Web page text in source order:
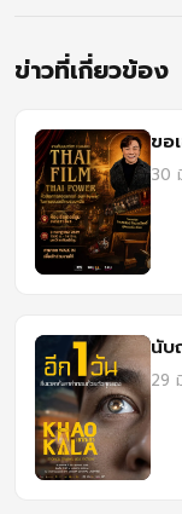
ข่าวที่เกี่ยวข้อง
ขอ
30
นับ
29